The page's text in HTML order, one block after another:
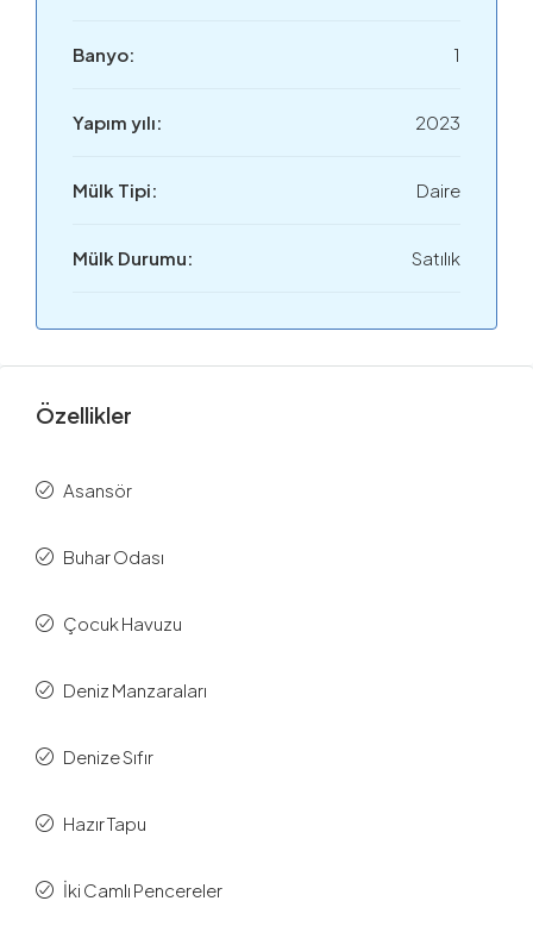
Banyo: 1
Yapım yılı: 2023
Mülk Tipi: Daire
Mülk Durumu: Satılık
Özellikler
Asansör
Buhar Odası
Çocuk Havuzu
Deniz Manzaraları
Denize Sıfır
Hazır Tapu
İki Camlı Pencereler